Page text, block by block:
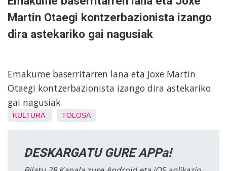
Martin Otaegi kontzerbazionista izango
dira astekariko gai nagusiak
Emakume baserritarren lana eta Joxe Martin
Otaegi kontzerbazionista izango dira astekariko
gai nagusiak
KULTURA TOLOSA
DESKARGATU GURE APPa!